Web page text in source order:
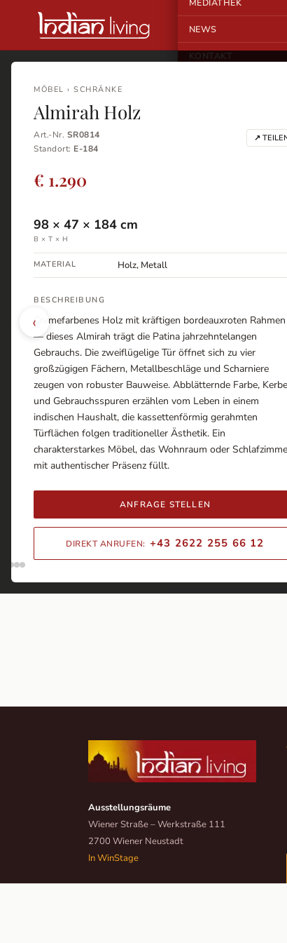
MEDIATHEK
NEWS
KONTAKT
‹
MÖBEL › SCHRÄNKE
Almirah Holz
Art.-Nr. SR0814
Standort: E-184
↗
€ 1.290
98 × 47 × 184 cm
B × T × H
MATERIAL Holz, Metall
BESCHREIBUNG
Cremefarbenes Holz mit kräftigen bordeauxroten Rahmen
— dieses Almirah trägt die Patina jahrzehntelangen
Gebrauchs. Die zweiflügelige Tür öffnet sich zu vier
großzügigen Fächern, Metallbeschläge und Scharniere
zeugen von robuster Bauweise. Abblätternde Farbe,
und Gebrauchsspuren erzählen vom Leben in einem
indischen Haushalt, die kassettenförmig gerahmten
Türflächen folgen traditioneller Ästhetik. Ein
charakterstarkes Möbel, das Wohnraum oder
mit authentischer Präsenz füllt.
ANFRAGE STELLEN
DIREKT ANRUFEN: +43 2622 255 66 12
Ausstellungsräume
Wiener Straße – Werkstraße 111
2700 Wiener Neustadt
In WinStage